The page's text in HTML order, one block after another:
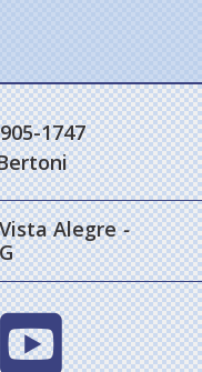
1747
Alegre-